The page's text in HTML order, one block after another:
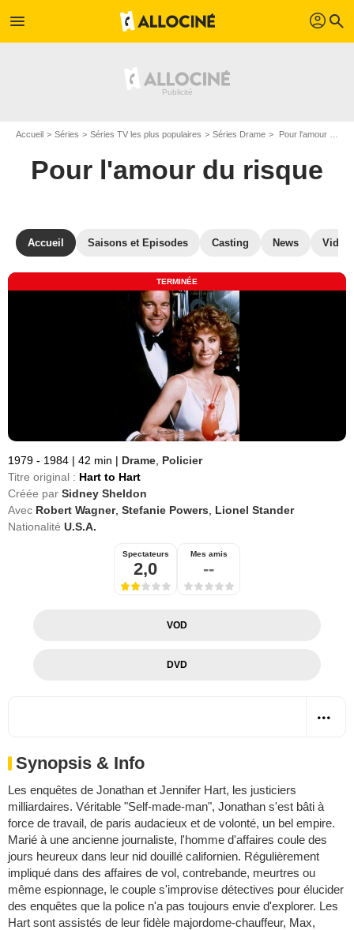
menu profil search
Accueil Séries Séries TV les plus populaires Séries Drame Pour l'amour du risque
Pour l'amour du risque
Accueil Saisons et Episodes Casting News
TERMINÉE
1979 - 1984 | 42 min | Drame Policier
Titre original : Hart to Hart
Créée par Sidney Sheldon
Avec Robert Wagner, Stefanie Powers
Lionel Stander
Nationalité U.S.A.
Spectateurs
2,0
Mes amis
--
VOD
DVD
Synopsis & Info
Les enquêtes de Jonathan et Jennifer Hart, les justiciers
milliardaires. Véritable "Self-made-man", Jonathan s'est bâti à
force de travail, de paris audacieux et de volonté, un bel empire.
Marié à une ancienne journaliste, l'homme d'affaires coule des
jours heureux dans leur nid douillé californien. Régulièrement
impliqué dans des affaires de vol, contrebande, meurtres ou
même espionnage, le couple s'improvise détectives pour élucider
des enquêtes que la police n'a pas toujours envie d'explorer. Les
Hart sont assistés de leur fidèle majordome-chauffeur, Max,